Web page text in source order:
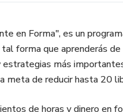
en Forma", es un
forma que aprenderás de
más
meta de reducir hasta 20
de horas y dinero